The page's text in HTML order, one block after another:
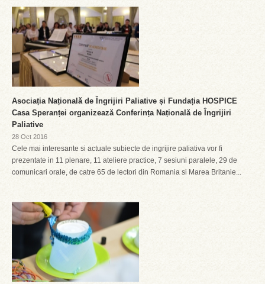
Asociația Națională de Îngrijiri Paliative și Fundația HOSPICE
Casa Speranței organizează Conferința Națională de Îngrijiri
Paliative
28 Oct 2016
Cele mai interesante si actuale subiecte de ingrijire paliativa vor fi
prezentate in 11 plenare, 11 ateliere practice, 7 sesiuni paralele, 29 de
comunicari orale, de catre 65 de lectori din Romania si Marea Britanie...